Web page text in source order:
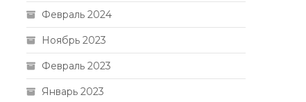
Февраль 2024
Ноябрь 2023
Февраль 2023
Январь 2023